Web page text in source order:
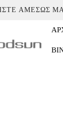
ΑΜΈΣΩΣ